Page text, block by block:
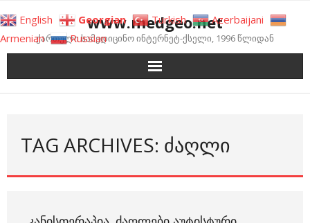
to
content
www.medgeo.net
ქართული სამედიცინო ინტერნეტ-ქსელი, 1996 წლიდან
TAG ARCHIVES: ᲫᲐᲦᲚᲘ
English Georgian Turkish
Azerbaijani
Armenian
Russian